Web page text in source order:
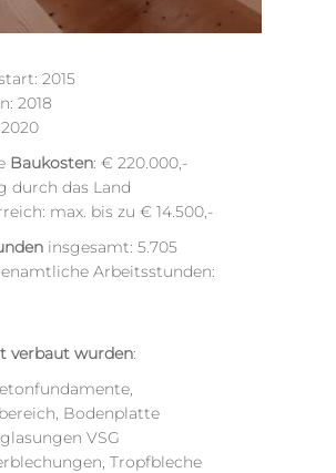
2015
2018
Baukosten: € 220.000,-
durch das Land
max. bis zu € 14.500,-
insgesamt: 5.705
Arbeitsstunden:
verbaut wurden:
Bodenplatte
VSG
Tropfbleche